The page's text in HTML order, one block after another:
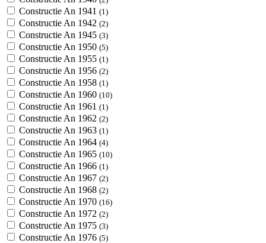
Constructie An 1941 (1)
Constructie An 1942 (2)
Constructie An 1945 (3)
Constructie An 1950 (5)
Constructie An 1955 (1)
Constructie An 1956 (2)
Constructie An 1958 (1)
Constructie An 1960 (10)
Constructie An 1961 (1)
Constructie An 1962 (2)
Constructie An 1963 (1)
Constructie An 1964 (4)
Constructie An 1965 (10)
Constructie An 1966 (1)
Constructie An 1967 (2)
Constructie An 1968 (2)
Constructie An 1970 (16)
Constructie An 1972 (2)
Constructie An 1975 (3)
Constructie An 1976 (5)